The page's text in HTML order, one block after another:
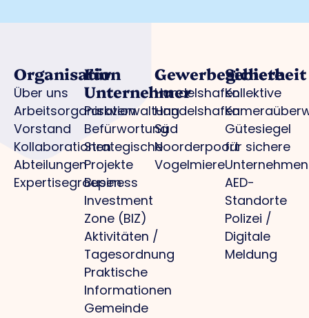
Organisation
Über uns
Arbeitsorganisation
Vorstand
Kollaborationen
Abteilungen
Expertisegroepen
Für
Unternehmer
Parkverwaltung
Befürwortung
Strategische
Projekte
Business
Investment
Zone (BIZ)
Aktivitäten /
Tagesordnung
Praktische
Informationen
Gemeinde
Gewerbegebiete
Handelshafen
Handelshafen
Süd
Noorderpoort
Vogelmiere
Sicherheit
Kollektive
Gütesiegel
für sichere
Unternehmen
AED-
Standorte
Polizei /
Digitale
Meldung